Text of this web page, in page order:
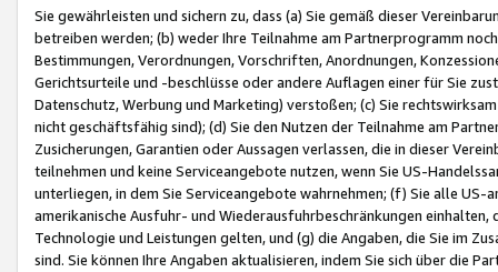
Sie gewährleisten und sichern zu, dass (a) Sie gemäß dieser
betreiben werden; (b) weder Ihre Teilnahme am Partnerprogramm
Bestimmungen, Verordnungen, Vorschriften, Anordnungen,
Gerichtsurteile und -beschlüsse oder andere Auflagen einer für Sie
Datenschutz, Werbung und Marketing) verstoßen; (c) Sie
nicht geschäftsfähig sind); (d) Sie den Nutzen der Teilnahme am
Zusicherungen, Garantien oder Aussagen verlassen, die in dieser
teilnehmen und keine Serviceangebote nutzen, wenn Sie US-
unterliegen, in dem Sie Serviceangebote wahrnehmen; (f) Sie alle
amerikanische Ausfuhr- und Wiederausfuhrbeschränkungen
Technologie und Leistungen gelten, und (g) die Angaben, die Sie im
sind. Sie können Ihre Angaben aktualisieren, indem Sie sich über die